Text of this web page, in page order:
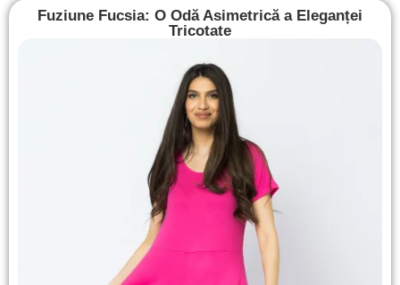
Fuziune Fucsia: O Odă Asimetrică a Eleganței
Tricotate